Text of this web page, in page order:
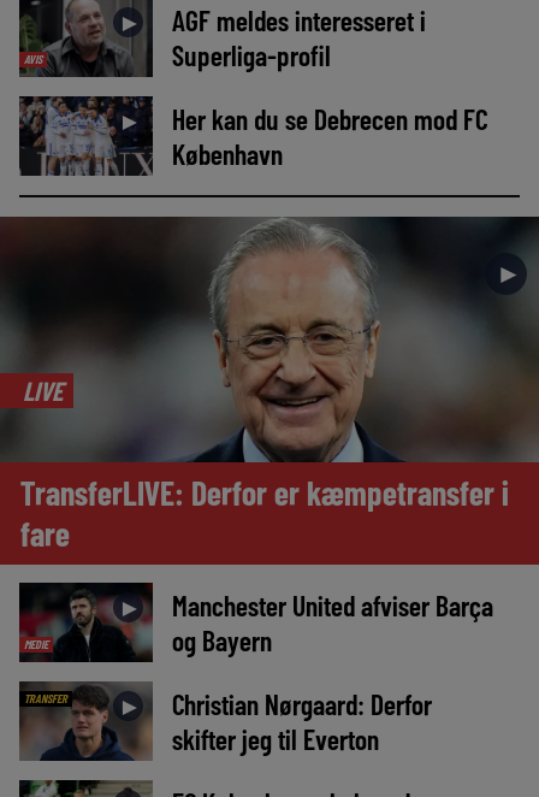
AVIS
►
AGF meldes interesseret i
Superliga-profil
►
Her kan du se Debrecen mod FC
København
►
LIVE
TransferLIVE: Derfor er kæmpetransfer i
fare
MEDIE
►
Manchester United afviser Barça
og Bayern
TRANSFER ►
Christian Nørgaard: Derfor
skifter jeg til Everton